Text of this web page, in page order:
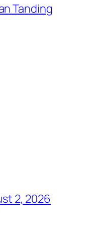
Tanding
2, 2026